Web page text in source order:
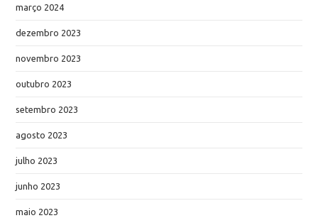
março 2024
dezembro 2023
novembro 2023
outubro 2023
setembro 2023
agosto 2023
julho 2023
junho 2023
maio 2023